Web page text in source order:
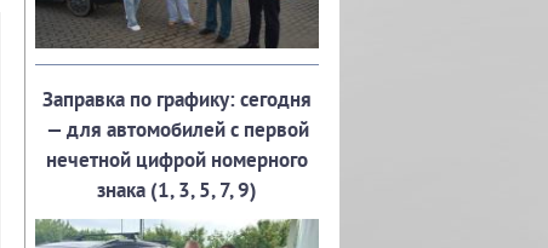
Заправка по графику: сегодня
— для автомобилей с первой
нечетной цифрой номерного
знака (1, 3, 5, 7, 9)